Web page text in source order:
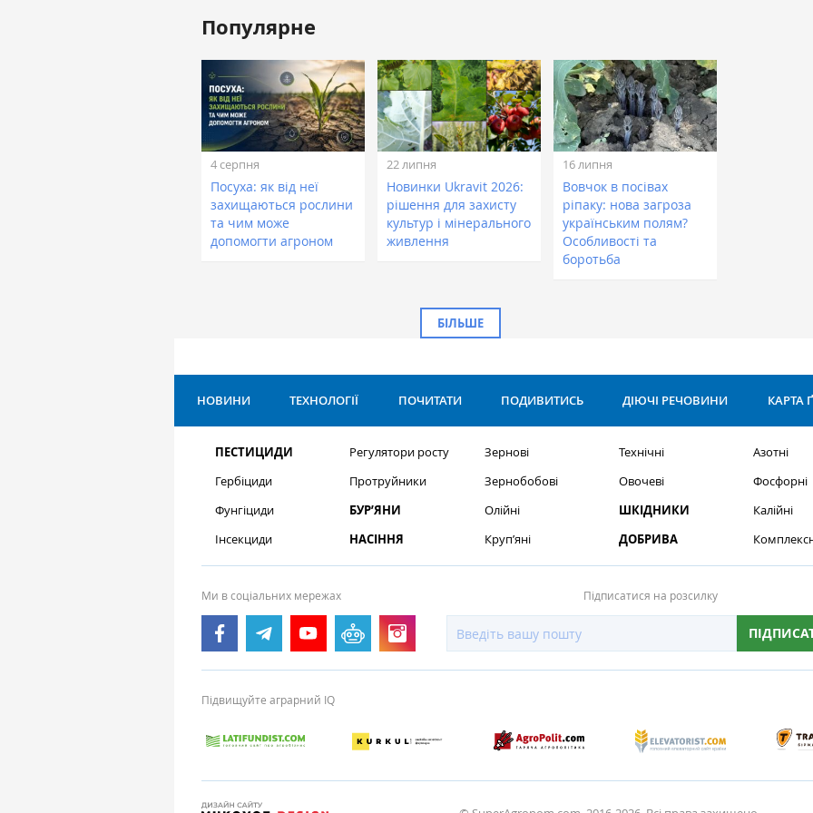
Популярне
4 серпня
Посуха: як від неї
захищаються рослини
та чим може
допомогти агроном
22 липня
Новинки Ukravit 2026:
рішення для захисту
культур і мінерального
живлення
16 липня
Вовчок в посівах
ріпаку: нова загроза
українським полям?
Особливості та
боротьба
БІЛЬШЕ
НОВИНИ ТЕХНОЛОГІЇ ПОЧИТАТИ ПОДИВИТИСЬ ДІЮЧІ РЕЧОВИНИ КАРТА
ПЕСТИЦИДИ
Гербіциди
Фунгіциди
Інсекциди
Регулятори росту
Протруйники
БУР’ЯНИ
НАСІННЯ
Зернові
Зернобобові
Олійні
Круп’яні
Технічні
Овочеві
ШКІДНИКИ
ДОБРИВА
Азотні
Фосфорні
Калійні
Ми в соціальних мережах Підписатися на розсилку
Підвищуйте аграрний IQ